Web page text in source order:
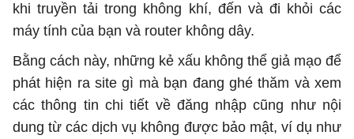
khi truyền tải trong không khí, đến và đi khỏi các
máy tính của bạn và router không dây.
Bằng cách này, những kẻ xấu không thể giả mạo để
phát hiện ra site gì mà bạn đang ghé thăm và xem
các thông tin chi tiết về đăng nhập cũng như nội
dung từ các dịch vụ không được bảo mật, ví dụ như